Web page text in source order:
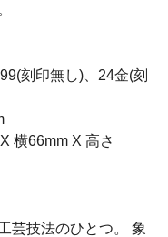
刻印無し)、24金(刻
横66mm X 高さ
芸技法のひとつ。 象